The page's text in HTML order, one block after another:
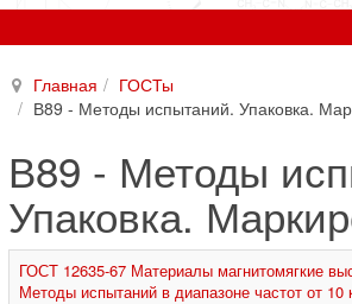
Главная
ГОСТы
В89 - Методы испытаний. Упаковка.
В89 - Методы
Упаковка.
ГОСТ 12635-67 Материалы магнитомягкие
Методы испытаний в диапазоне частот от